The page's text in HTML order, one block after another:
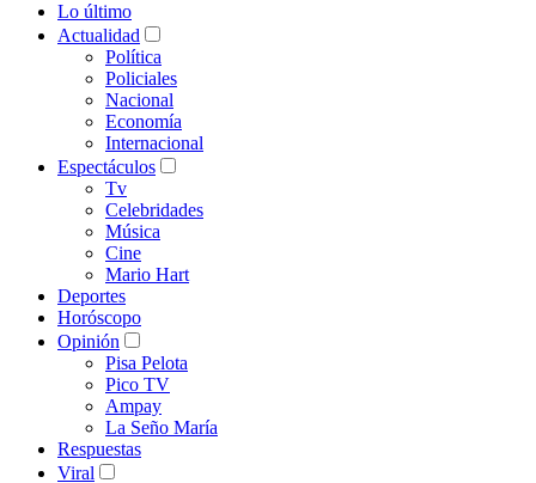
Lo último
Actualidad
Política
Policiales
Nacional
Economía
Internacional
Espectáculos
Tv
Celebridades
Música
Cine
Mario Hart
Deportes
Horóscopo
Opinión
Pisa Pelota
Pico TV
Ampay
La Seño María
Respuestas
Viral